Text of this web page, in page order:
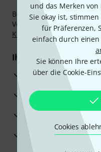
und das Merken
Sie okay ist,
für Präferenzen,
einfach durch einen
Sie können Ihre
über die Cookie-
Cookies
Bezahlen Sie vertraulich
Vorkasse, PayPal, Amazon
Klarna Ratenzahlungoder
Ihre Vorteile
3 Jahre Thomann
30 Tage Money-Back-
Reparaturservice
Beratung durch